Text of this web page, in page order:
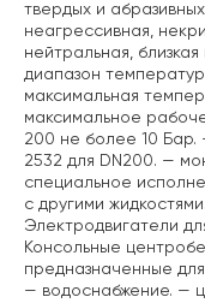
твердых и
неагрессивная,
нейтральная,
диапазон
максимальная
максимальное
200 не более 10 Бар.
2532 для DN200. —
специальное
с другими
Электродвигатели
Консольные
предназначенные
— водоснабжение. —